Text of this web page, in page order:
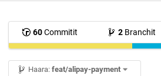
60Commitit 2 Branchit
Haara: feat/alipay-payment